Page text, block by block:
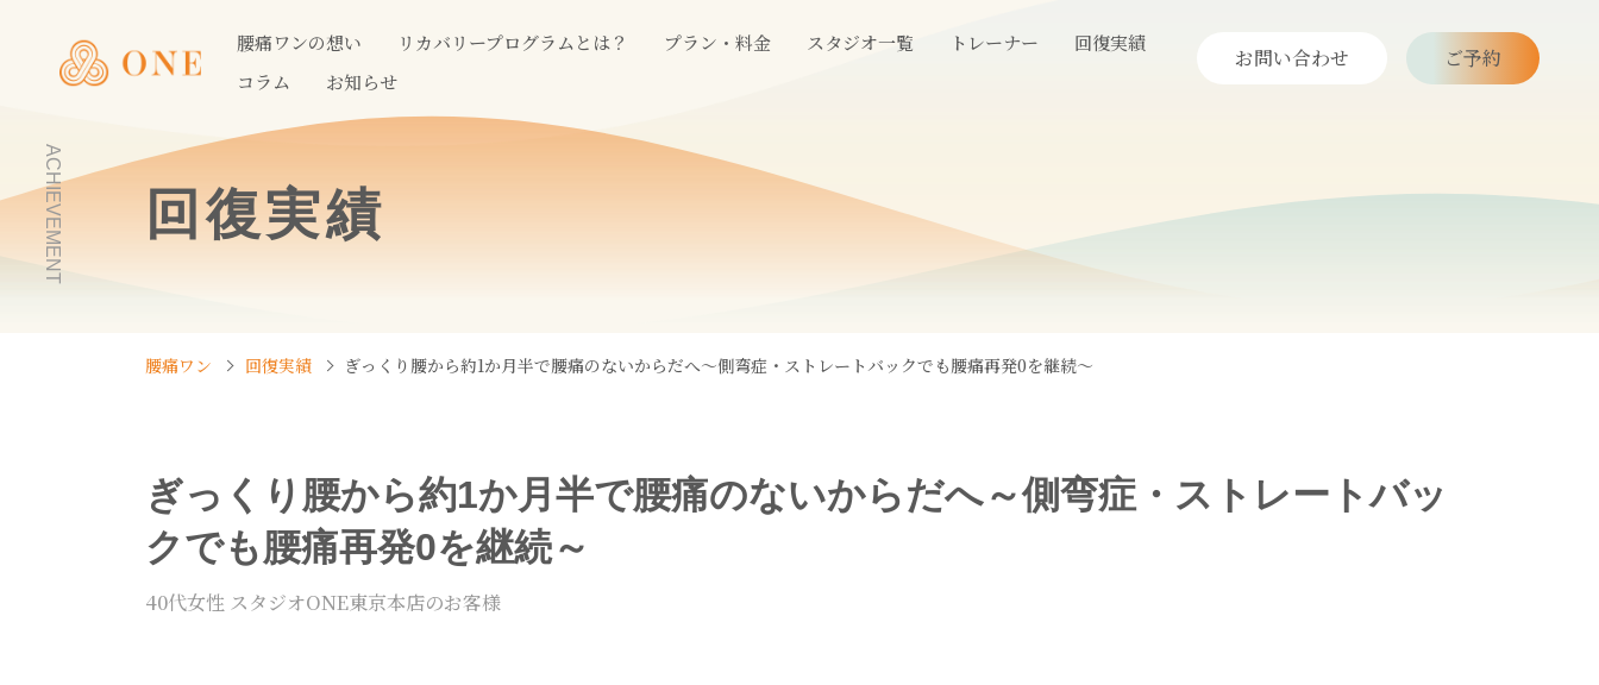
腰痛ワンの想い リカバリープログラムとは？ プラン・料金 スタジオ一覧 トレーナー
回復実績
コラム
お知らせ
お問い合わせ ご予約
ACHIEVEMENT 回復実績
腰痛ワン 回復実績 ぎっくり腰から約1か月半で腰痛のないからだへ～側弯症・ストレートバックでも腰痛再発0を継続～
ぎっくり腰から約1か月半で腰痛のないからだへ～側弯症・ストレートバッ
クでも腰痛再発0を継続～
40代女性 スタジオONE東京本店のお客様